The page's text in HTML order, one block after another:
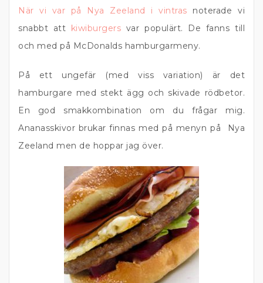
När vi var på Nya Zeeland i vintras noterade vi
snabbt att kiwiburgers var populärt. De fanns till
och med på McDonalds hamburgarmeny.
På ett ungefär (med viss variation) är det
hamburgare med stekt ägg och skivade rödbetor.
En god smakkombination om du frågar mig.
Ananasskivor brukar finnas med på menyn på Nya
Zeeland men de hoppar jag över.